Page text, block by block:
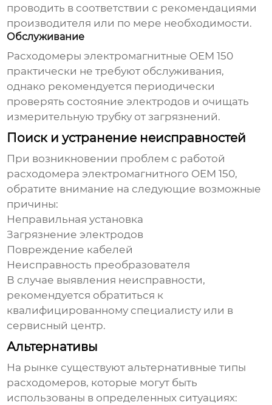
проводить в соответствии с рекомендациями
производителя или по мере необходимости.
Обслуживание
Расходомеры электромагнитные OEM 150
практически не требуют обслуживания,
однако рекомендуется периодически
проверять состояние электродов и очищать
измерительную трубку от загрязнений.
Поиск и устранение неисправностей
При возникновении проблем с работой
расходомера электромагнитного OEM 150,
обратите внимание на следующие возможные
причины:
Неправильная установка
Загрязнение электродов
Повреждение кабелей
Неисправность преобразователя
В случае выявления неисправности,
рекомендуется обратиться к
квалифицированному специалисту или в
сервисный центр.
Альтернативы
На рынке существуют альтернативные типы
расходомеров, которые могут быть
использованы в определенных ситуациях: